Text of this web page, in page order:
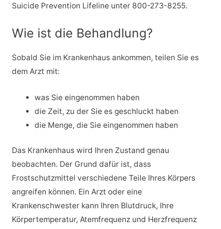
Suicide Prevention Lifeline unter 800-273-8255.
Wie ist die Behandlung?
Sobald Sie im Krankenhaus ankommen, teilen Sie es
dem Arzt mit:
was Sie eingenommen haben
die Zeit, zu der Sie es geschluckt haben
die Menge, die Sie eingenommen haben
Das Krankenhaus wird Ihren Zustand genau
beobachten. Der Grund dafür ist, dass
Frostschutzmittel verschiedene Teile Ihres Körpers
angreifen können. Ein Arzt oder eine
Krankenschwester kann Ihren Blutdruck, Ihre
Körpertemperatur, Atemfrequenz und Herzfrequenz